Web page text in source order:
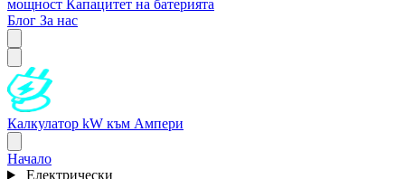
мощност Капацитет на батерията
Блог За нас
Калкулатор kW към Ампери
Начало
Електрически